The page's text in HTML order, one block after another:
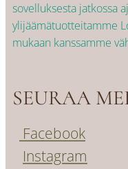
sovelluksesta jatkossa
ylijäämätuotteitamme
mukaan kanssamme
SEURAA
Facebook
Instagram